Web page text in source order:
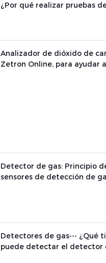
¿Por qué realizar pruebas
Analizador de dióxido de
Zetron Online, para ayudar
Detector de gas: Principio
sensores de detección de
Detectores de gas--- ¿Qué
puede detectar el detector